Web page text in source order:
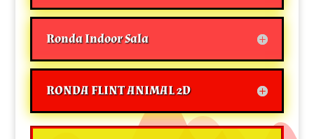
Ronda Indoor Sala
RONDA FLINT ANIMAL 2D